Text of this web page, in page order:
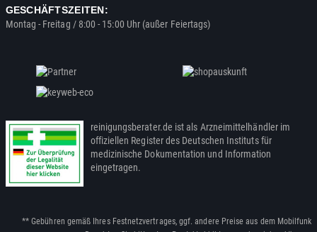
GESCHÄFTSZEITEN:
Montag - Freitag / 8:00 - 15:00 Uhr (außer Feiertags)
reinigungsberater.de ist als Arzneimittelhändler im
offiziellen Register des Deutschen Instituts für
medizinische Dokumentation und Information
eingetragen.
** Gebühren gemäß Ihres Festnetzvertrages, ggf. andere Preise aus dem Mobilfunk